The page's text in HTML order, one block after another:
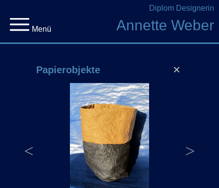
Diplom Designerin
Annette Weber
Menü
Papierobjekte ✕